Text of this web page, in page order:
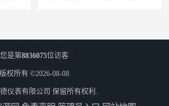
您是第8836075位访客
版权所有 ©2026-08-08
仪表有限公司 保留所有权利.